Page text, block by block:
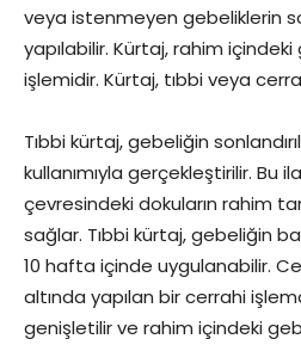
veya istenmeyen gebeliklerin
yapılabilir. Kürtaj, rahim içindeki
işlemidir. Kürtaj, tıbbi veya
Tıbbi kürtaj, gebeliğin
kullanımıyla gerçekleştirilir. Bu
çevresindeki dokuların rahim
sağlar. Tıbbi kürtaj, gebeliğin
10 hafta içinde uygulanabilir.
altında yapılan bir cerrahi
genişletilir ve rahim içindeki